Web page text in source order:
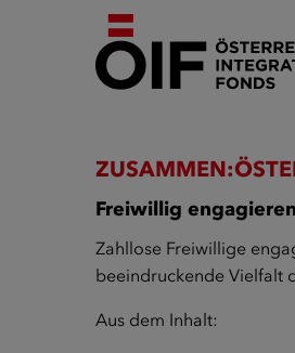
Freiwillig
Zahllose Freiwillige
beeindruckende Vielfalt
Aus dem Inhalt: